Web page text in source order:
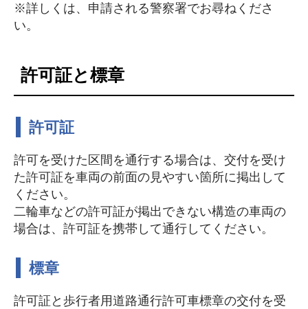
※詳しくは、申請される警察署でお尋ねくださ
い。
許可証と標章
許可証
許可を受けた区間を通行する場合は、交付を受け
た許可証を車両の前面の見やすい箇所に掲出して
ください。
二輪車などの許可証が掲出できない構造の車両の
場合は、許可証を携帯して通行してください。
標章
許可証と歩行者用道路通行許可車標章の交付を受